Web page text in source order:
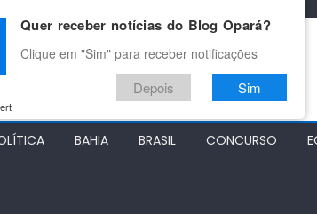
BAHIA BRASIL CONCURSO
Quer receber notícias do Blog Opará?
Clique em "Sim" para receber notificações
Depois Sim